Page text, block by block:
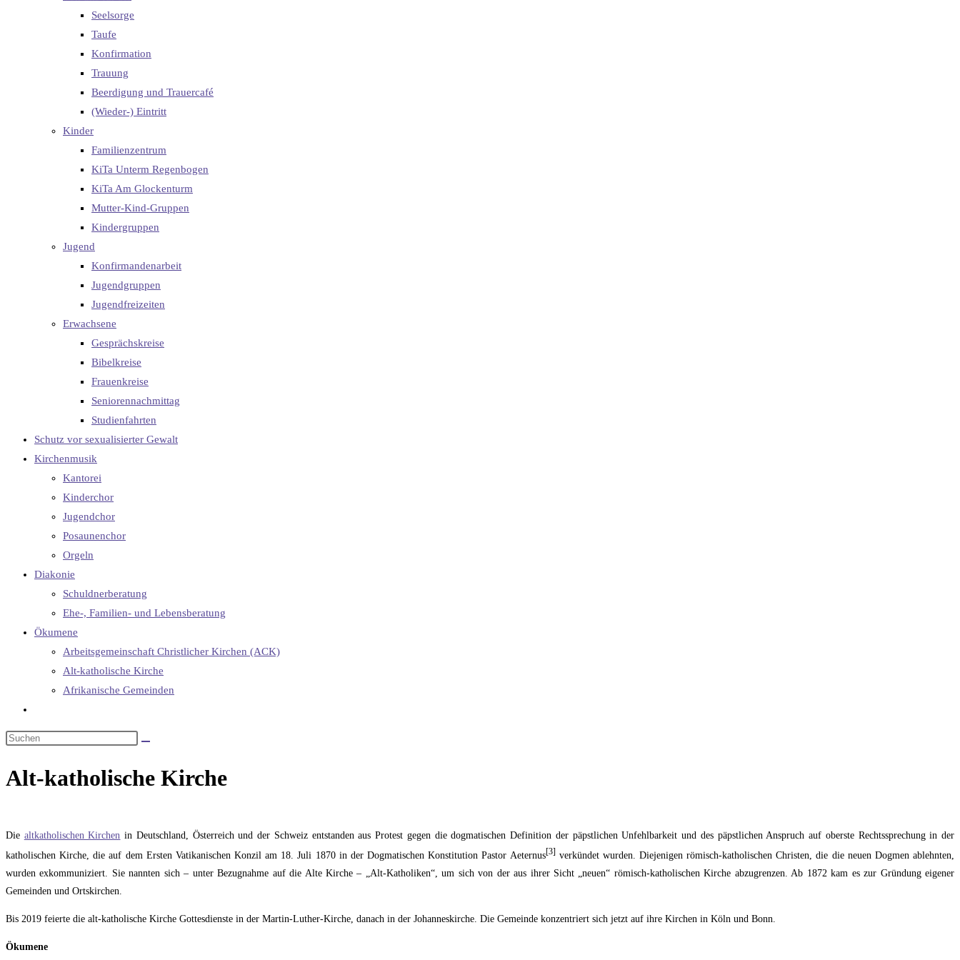
Seelsorge
Taufe
Konfirmation
Trauung
Beerdigung und Trauercafé
(Wieder-) Eintritt
Kinder
Familienzentrum
KiTa Unterm Regenbogen
KiTa Am Glockenturm
Mutter-Kind-Gruppen
Kindergruppen
Jugend
Konfirmandenarbeit
Jugendgruppen
Jugendfreizeiten
Erwachsene
Gesprächskreise
Bibelkreise
Frauenkreise
Seniorennachmittag
Studienfahrten
Schutz vor sexualisierter Gewalt
Kirchenmusik
Kantorei
Kinderchor
Jugendchor
Posaunenchor
Orgeln
Diakonie
Schuldnerberatung
Ehe-, Familien- und Lebensberatung
Ökumene
Arbeitsgemeinschaft Christlicher Kirchen (ACK)
Alt-katholische Kirche
Afrikanische Gemeinden
umschalten
Alt-katholische Kirche
Die altkatholischen Kirchen in Deutschland, Österreich und der Schweiz entstanden aus Protest gegen die dogmatischen Definition der päpstlichen Unfehlbarkeit und des päpstlichen Anspruch auf oberste Rechtssprechung in der
katholischen Kirche, die auf dem Ersten Vatikanischen Konzil am 18. Juli 1870 in der Dogmatischen Konstitution Pastor Aeternus[3]verkündet wurden. Diejenigen römisch-katholischen Christen, die die neuen Dogmen ablehnten,
wurden exkommuniziert. Sie nannten sich – unter Bezugnahme auf die Alte Kirche – „Alt-Katholiken“, um sich von der aus ihrer Sicht „neuen“ römisch-katholischen Kirche abzugrenzen. Ab 1872 kam es zur Gründung eigener
Gemeinden und Ortskirchen.
Bis 2019 feierte die alt-katholische Kirche Gottesdienste in der Martin-Luther-Kirche, danach in der Johanneskirche. Die Gemeinde konzentriert sich jetzt auf ihre Kirchen in Köln und Bonn.
Ökumene